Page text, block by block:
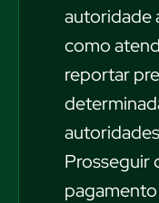
autoridade
como
reportar
Prosseguir